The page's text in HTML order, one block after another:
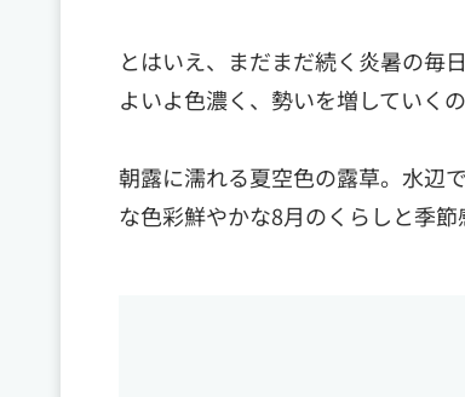
とはいえ、まだまだ続く炎暑の毎
よいよ色濃く、勢いを増していくの
朝露に濡れる夏空色の露草。水辺
な色彩鮮やかな8月のくらしと季節